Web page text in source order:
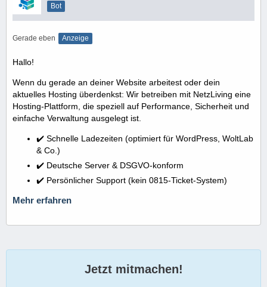
Bot
Gerade eben Anzeige
Hallo!
Wenn du gerade an deiner Website arbeitest oder dein
aktuelles Hosting überdenkst: Wir betreiben mit NetzLiving eine
Hosting-Plattform, die speziell auf Performance, Sicherheit und
einfache Verwaltung ausgelegt ist.
✔️ Schnelle Ladezeiten (optimiert für WordPress, WoltLab
& Co.)
✔️ Deutsche Server & DSGVO-konform
✔️ Persönlicher Support (kein 0815-Ticket-System)
Mehr erfahren
Jetzt mitmachen!